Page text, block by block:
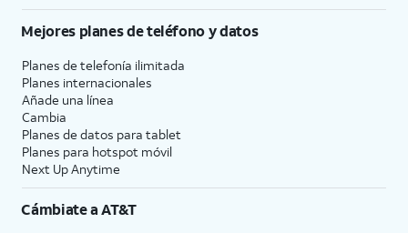
Mejores planes de teléfono y datos
Planes de telefonía ilimitada
Planes internacionales
Añade una línea
Cambia
Planes de datos para tablet
Planes para hotspot móvil
Next Up Anytime
Cámbiate aAT&T